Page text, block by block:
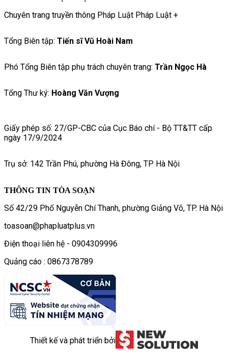
Chuyên trang truyền thông Pháp Luật Pháp Luật +
Tổng Biên tập: Tiến sĩ Vũ Hoài Nam
Phó Tổng Biên tập phụ trách chuyên trang: Trần Ngọc Hà
Tổng Thư ký: Hoàng Văn Vượng
Giấy phép số: 27/GP-CBC của Cục Báo chí - Bộ TT&TT cấp
ngày 17/9/2024
Trụ sở: 142 Trần Phú, phường Hà Đông, TP Hà Nội
THÔNG TIN TÒA SOẠN
Số 42/29 Phố Nguyễn Chí Thanh, phường Giảng Võ, TP. Hà Nội
toasoan@phapluatplus.vn
Điện thoại liên hệ - 0904309996
Quảng cáo : 0867378789
Thiết kế và phát triển bởi